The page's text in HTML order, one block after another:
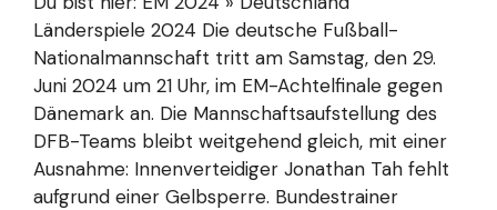
Länderspiele 2024 Die deutsche Fußball-
Nationalmannschaft tritt am Samstag, den 29.
Juni 2024 um 21 Uhr, im EM-Achtelfinale gegen
Dänemark an. Die Mannschaftsaufstellung des
DFB-Teams bleibt weitgehend gleich, mit einer
Ausnahme: Innenverteidiger Jonathan Tah fehlt
aufgrund einer Gelbsperre. Bundestrainer